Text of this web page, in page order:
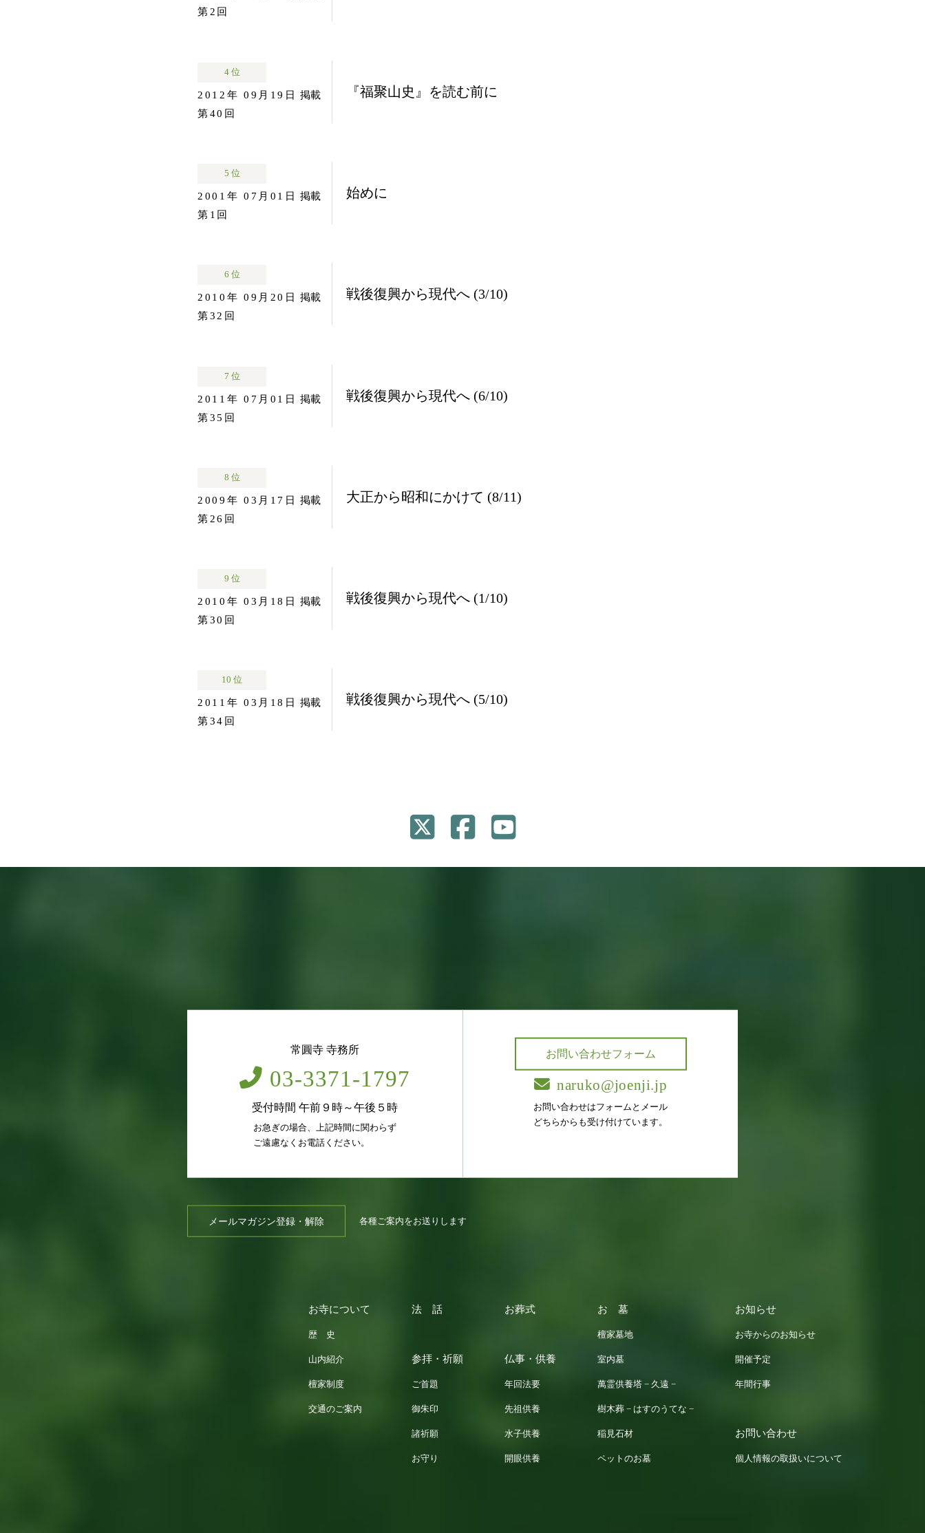
第2回
4 位
2012年 09月19日
掲載
第40回
『福聚山史』を読む前に
5 位
2001年 07月01日
掲載
第1回
始めに
6 位
2010年 09月20日
掲載
第32回
戦後復興から現代へ (3/10)
7 位
2011年 07月01日 掲載
第35回
戦後復興から現代へ (6/10)
8 位
2009年 03月17日
掲載
第26回
大正から昭和にかけて (8/11)
9 位
2010年 03月18日
掲載
第30回
戦後復興から現代へ (1/10)
10 位
2011年 03月18日
掲載
第34回
戦後復興から現代へ (5/10)
常圓寺 寺務所
03-3371-1797
受付時間 午前９時～午後５時
お急ぎの場合、上記時間に関わらず
ご遠慮なくお電話ください。
お問い合わせフォーム
naruko@joenji.jp
お問い合わせはフォームとメール
どちらからも受け付けています。
メールマガジン登録・解除 各種ご案内をお送りします
お寺について
歴 史
山内紹介
檀家制度
交通のご案内
法 話
参拝・祈願
ご首題
御朱印
諸祈願
お守り
お葬式
仏事・供養
年回法要
先祖供養
水子供養
開眼供養
お 墓
檀家墓地
室内墓
萬霊供養塔 − 久遠 −
樹木葬 − はすのうてな −
稲見石材
ペットのお墓
お知らせ
お寺からのお知らせ
開催予定
年間行事
お問い合わせ
個人情報の取扱いについて